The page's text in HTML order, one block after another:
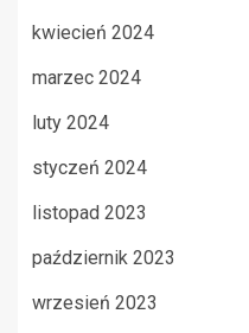
kwiecień 2024
marzec 2024
luty 2024
styczeń 2024
listopad 2023
październik 2023
wrzesień 2023